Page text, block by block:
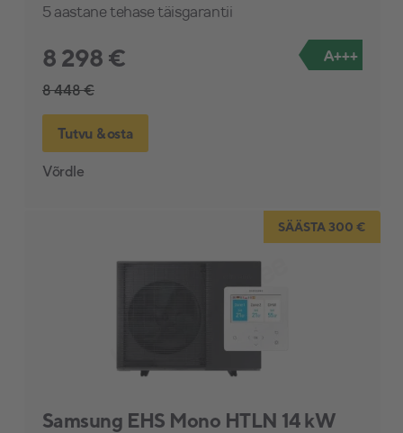
5 aastane tehase täisgarantii
8 298 €
8 448 €
A+++
Tutvu & osta
Võrdle
SÄÄSTA 300 €
Samsung EHS Mono HTLN 14 kW